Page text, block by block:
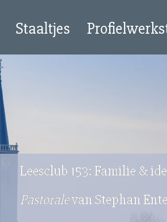
Staaltjes
Leesclub 153: Familie &
Pastoralevan Stephan